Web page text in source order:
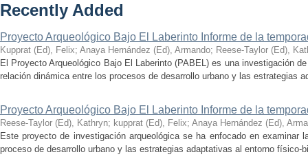
Recently Added
Proyecto Arqueológico Bajo El Laberinto Informe de la
Kupprat (Ed), Felix; Anaya Hernández (Ed), Armando; Reese-Taylor (Ed),
El Proyecto Arqueológico Bajo El Laberinto (PABEL) es una investigación
relación dinámica entre los procesos de desarrollo urbano y las estrategias
Proyecto Arqueológico Bajo El Laberinto Informe de la
Reese-Taylor (Ed), Kathryn; kupprat (Ed), Felix; Anaya Hernández (Ed),
Este proyecto de investigación arqueológica se ha enfocado en examinar
proceso de desarrollo urbano y las estrategias adaptativas al entorno físico-